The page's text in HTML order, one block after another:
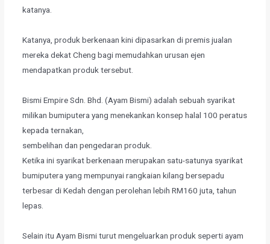
katanya.
Katanya, produk berkenaan kini dipasarkan di premis jualan
mereka dekat Cheng bagi memudahkan urusan ejen
mendapatkan produk tersebut.
Bismi Empire Sdn. Bhd. (Ayam Bismi) adalah sebuah syarikat
milikan bumiputera yang menekankan konsep halal 100 peratus
kepada ternakan,
sembelihan dan pengedaran produk.
Ketika ini syarikat berkenaan merupakan satu-satunya syarikat
bumiputera yang mempunyai rangkaian kilang bersepadu
terbesar di Kedah dengan perolehan lebih RM160 juta, tahun
lepas.
Selain itu Ayam Bismi turut mengeluarkan produk seperti ayam